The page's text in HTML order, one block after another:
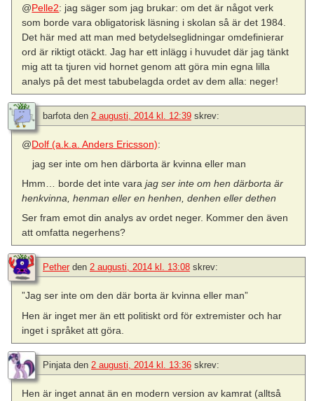
@Pelle2: jag säger som jag brukar: om det är något verk
som borde vara obligatorisk läsning i skolan så är det 1984.
Det här med att man med betydelseglidningar omdefinierar
ord är riktigt otäckt. Jag har ett inlägg i huvudet där jag tänkt
mig att ta tjuren vid hornet genom att göra min egna lilla
analys på det mest tabubelagda ordet av dem alla: neger!
barfota den 2 augusti, 2014 kl. 12:39 skrev:
@Dolf (a.k.a. Anders Ericsson):
jag ser inte om hen därborta är kvinna eller man
Hmm… borde det inte varajag ser inte om hen därborta är
henkvinna, henman eller en henhen, denhen eller dethen
Ser fram emot din analys av ordet neger. Kommer den även
att omfatta negerhens?
Pether den 2 augusti, 2014 kl. 13:08 skrev:
”Jag ser inte om den där borta är kvinna eller man”
Hen är inget mer än ett politiskt ord för extremister och har
inget i språket att göra.
Pinjata den 2 augusti, 2014 kl. 13:36 skrev:
Hen är inget annat än en modern version av kamrat (alltså